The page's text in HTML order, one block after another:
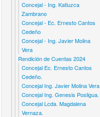
Concejal - Ing. Katiuzca
Zambrano
Concejal - Ec. Ernesto Cantos
Cedeño
Concejal - Ing. Javier Molina
Vera
Rendición de Cuentas 2024
Concejal Ec. Ernesto Cantos
Cedeño.
Concejal Ing. Javier Molina Vera
Concejal Ing. Genesis Posligua.
Concejal Lcda. Magdalena
Vernaza.